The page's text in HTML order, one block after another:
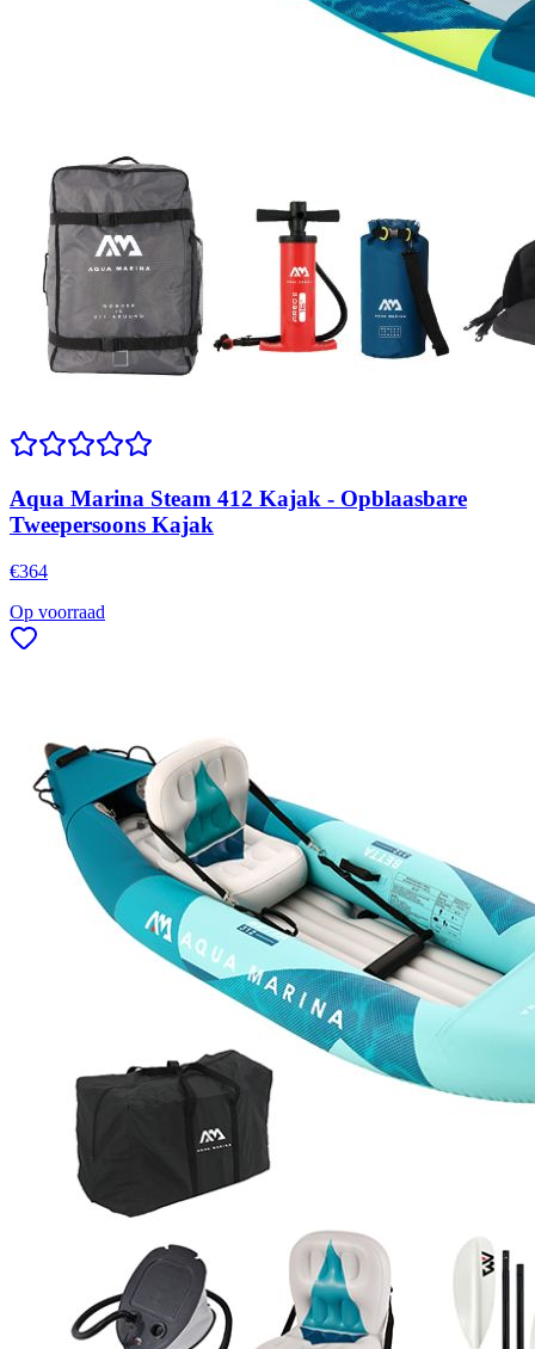
Aqua Marina Steam 412 Kajak - Opblaasbare
Tweepersoons Kajak
€364
Op voorraad